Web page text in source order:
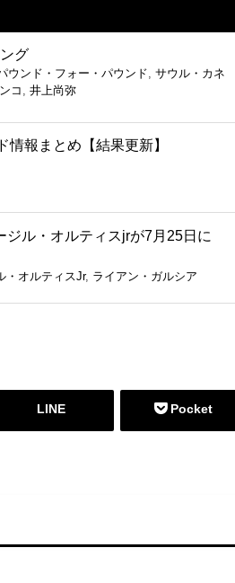
グ
ウンド・フォー・パウンド, サウル・カネ
コ , 井上尚弥
報まとめ【結果更新】
ル・オルティスjrが7月25日に
・オルティスJr, ライアン・ガルシア
LINE Pocket